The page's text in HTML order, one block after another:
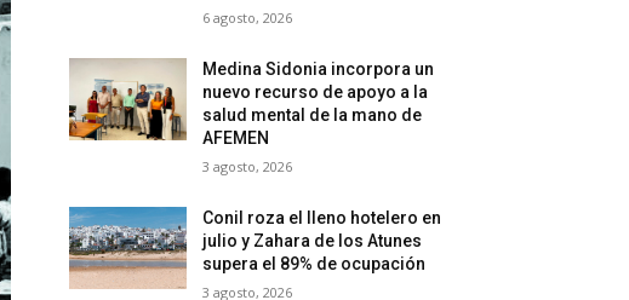
6 agosto, 2026
Medina Sidonia incorpora un
nuevo recurso de apoyo a la
salud mental de la mano de
AFEMEN
3 agosto, 2026
Conil roza el lleno hotelero en
julio y Zahara de los Atunes
supera el 89% de ocupación
3 agosto, 2026